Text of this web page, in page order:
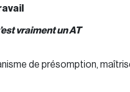
l
vraiment un AT
de présomption,